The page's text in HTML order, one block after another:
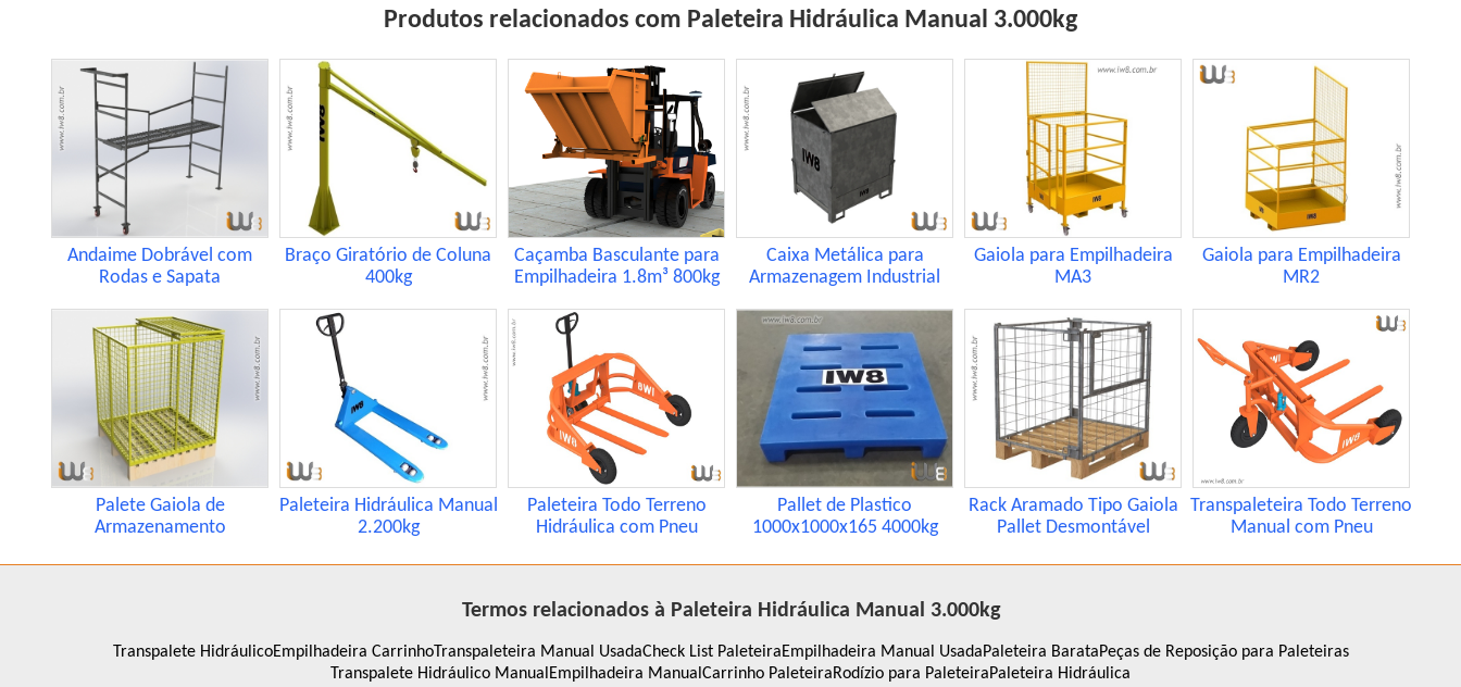
Produtos relacionados com Paleteira Hidráulica Manual 3.000kg
Andaime Dobrável com
Rodas e Sapata
Braço Giratório de Coluna
400kg
Caçamba Basculante para
Empilhadeira 1.8m³ 800kg
Caixa Metálica para
Armazenagem Industrial
Gaiola para Empilhadeira
MA3
Gaiola para Empilhadeira
MR2
Palete Gaiola de
Armazenamento
Paleteira Hidráulica Manual
2.200kg
Paleteira Todo Terreno
Hidráulica com Pneu
Pallet de Plastico
1000x1000x165 4000kg
Rack Aramado Tipo Gaiola
Pallet Desmontável
Transpaleteira Todo Terreno
Manual com Pneu
Termos relacionados à Paleteira Hidráulica Manual 3.000kg
Transpalete HidráulicoEmpilhadeira CarrinhoTranspaleteira Manual UsadaCheck List PaleteiraEmpilhadeira Manual UsadaPaleteira BarataPeças de Reposição para Paleteiras
Transpalete Hidráulico Manual Empilhadeira Manual Carrinho PaleteiraRodízio para PaleteiraPaleteira Hidráulica